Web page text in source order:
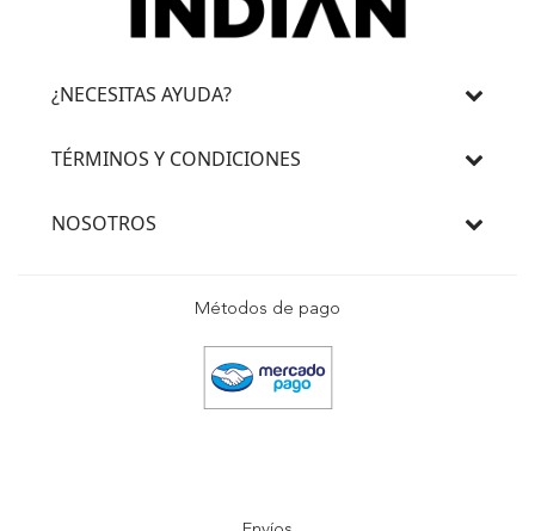
¿NECESITAS AYUDA?
TÉRMINOS Y CONDICIONES
NOSOTROS
Métodos de pago